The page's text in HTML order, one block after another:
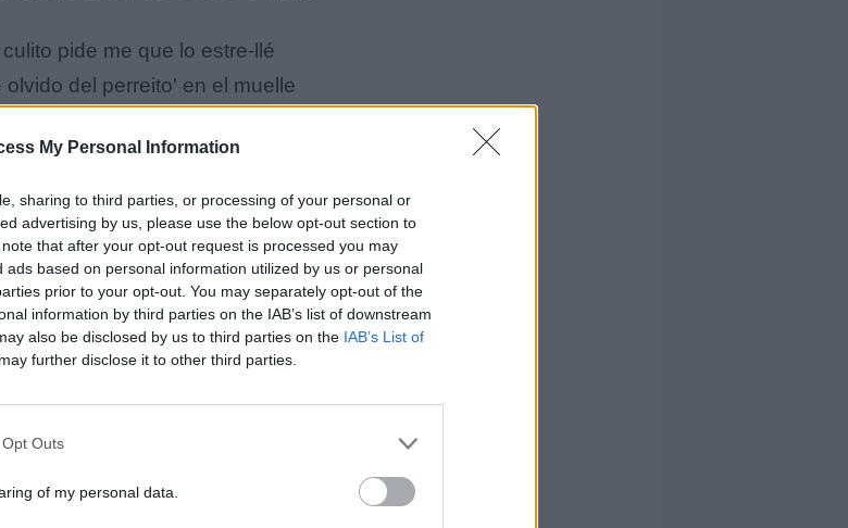
My Personal Information
sharing to third parties, or processing of your personal or
advertising by us, please use the below opt-out section to
that after your opt-out request is processed you may
based on personal information utilized by us or personal
prior to your opt-out. You may separately opt-out of the
information by third parties on the IAB’s list of downstream
also be disclosed by us to third parties on the IAB’s List of
further disclose it to other third parties.
Outs
of my personal data.
pide me que lo estre-llé
olvido del perreito' en el muelle
como botella de Don Peri'
tú ni nadie se cree su peli
enchulaste desde que te di
Y te toqué el...
PUNTO G
Tú gritándome
PUNTO G